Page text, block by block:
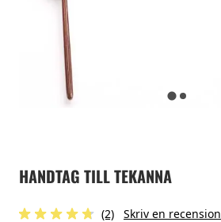
HANDTAG TILL TEKANNA
(2) Skriv en recension